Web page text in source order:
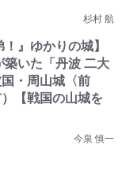
杉村 航
』ゆかりの城】
いた「丹波 二大
・周山城〈前
【戦国の山城を
今泉 慎一